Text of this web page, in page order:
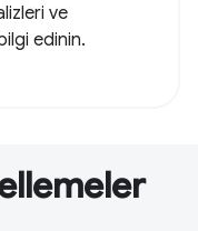
ve
edinin.